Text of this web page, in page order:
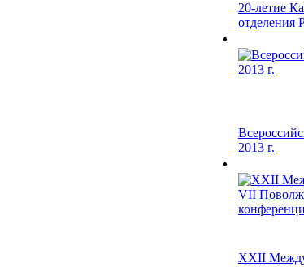
20-летие
отделения
2013 г.
XXII